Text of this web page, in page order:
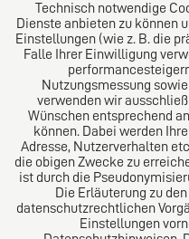
Godesberg. Chúng tôi tư
nhân và công ty cỡ vừa
luật kinh doanh, luật
luật gia đình và đoàn tụ
sự cho tất cả các khách
Das europäische
Technisch notwendige
Dienste anbieten zu können
Einstellungen (wie z. B. die
Falle Ihrer Einwilligung
Nutzungsmessung
verwenden wir
Wünschen entsprechend
können. Dabei werden
Adresse, Nutzerverhalten
die obigen Zwecke zu
ist durch die
Die Erläuterung zu
datenschutzrechtlichen
Einstellungen